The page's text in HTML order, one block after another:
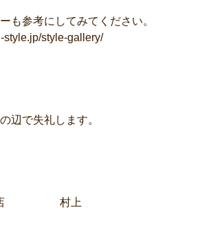
も参考にしてみてください。
style.jp/style-gallery/
辺で失礼します。
り店 村上